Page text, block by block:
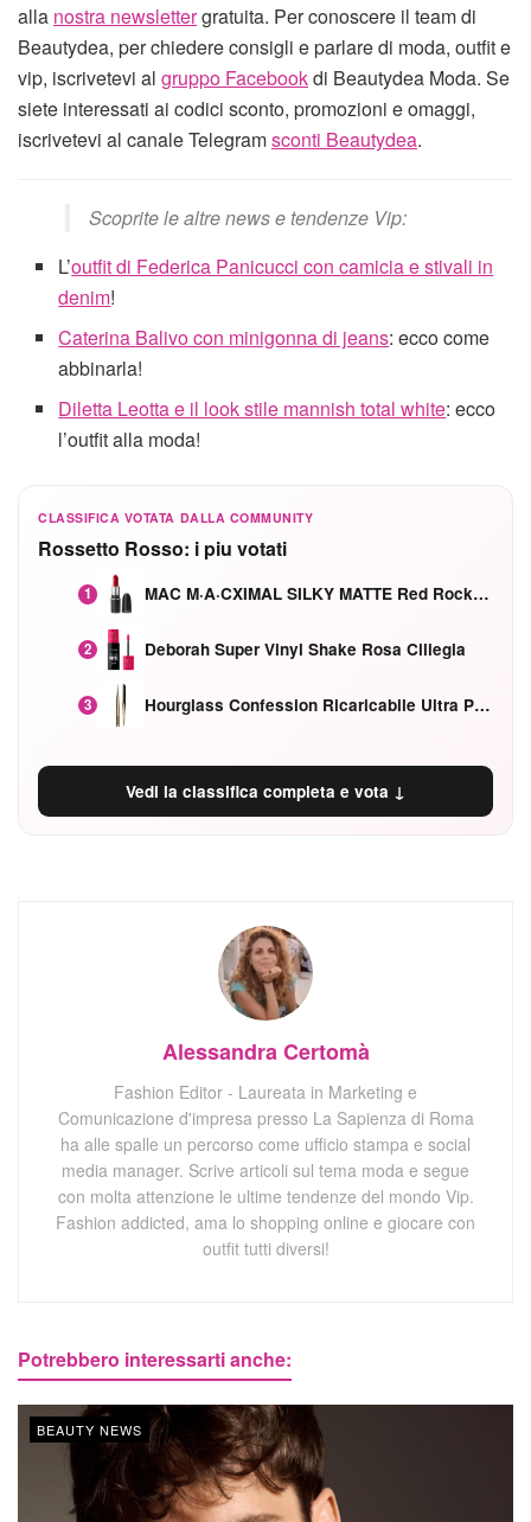
alla nostra newslettergratuita. Per conoscere il team di
Beautydea, per chiedere consigli e parlare di moda, outfit e
vip, iscrivetevi al gruppo Facebookdi Beautydea Moda. Se
siete interessati ai codici sconto, promozioni e omaggi,
iscrivetevi al canale Telegramsconti Beautydea.
Scoprite le altre news e tendenze Vip:
L’outfit di Federica Panicucci con camicia e stivali in
denim!
Caterina Balivo con minigonna di jeans: ecco come
abbinarla!
Diletta Leotta e il look stile mannish total white: ecco
l’outfit alla moda!
CLASSIFICA VOTATA DALLA COMMUNITY
Rossetto Rosso: i piu votati
1 MAC M·A·CXIMAL SILKY MATTE Red Rock mat
2 Deborah Super Vinyl Shake Rosa Ciliegia
3 Hourglass Confession Ricaricabile Ultra Preciso Ad Alta Intensità Secretly Classic Red
Vedi la classifica completa e vota ↓
Alessandra Certomà
Fashion Editor - Laureata in Marketing e
Comunicazione d'impresa presso La Sapienza di Roma
ha alle spalle un percorso come ufficio stampa e social
media manager. Scrive articoli sul tema moda e segue
con molta attenzione le ultime tendenze del mondo Vip.
Fashion addicted, ama lo shopping online e giocare con
outfit tutti diversi!
Potrebbero interessarti anche:
BEAUTY NEWS